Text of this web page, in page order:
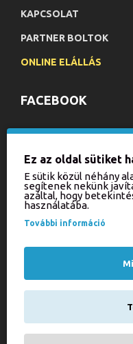
KAPCSOLAT
PARTNER BOLTOK
ONLINE ELÁLLÁS
FACEBOOK
akcióinkról és
az alábbi mezőbe!
Elfogadom a(z)
Ez az oldal sütiket
E sütik közül néhány
segítenek nekünk
azáltal, hogy
használatába.
További információ